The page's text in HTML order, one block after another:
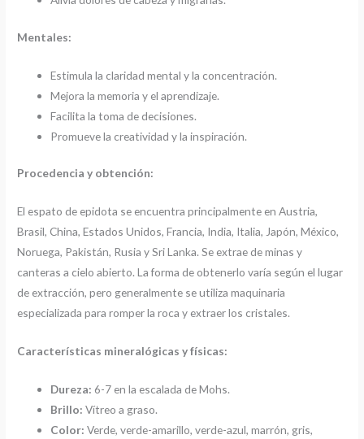
Mentales:
Estimula la claridad mental y la concentración.
Mejora la memoria y el aprendizaje.
Facilita la toma de decisiones.
Promueve la creatividad y la inspiración.
Procedencia y obtención:
El espato de epidota se encuentra principalmente en Austria,
Brasil, China, Estados Unidos, Francia, India, Italia, Japón, México,
Noruega, Pakistán, Rusia y Sri Lanka. Se extrae de minas y
canteras a cielo abierto. La forma de obtenerlo varía según el lugar
de extracción, pero generalmente se utiliza maquinaria
especializada para romper la roca y extraer los cristales.
Características mineralógicas y físicas:
Dureza: 6-7 en la escalada de Mohs.
Brillo: Vítreo a graso.
Color: Verde, verde-amarillo, verde-azul, marrón, gris,